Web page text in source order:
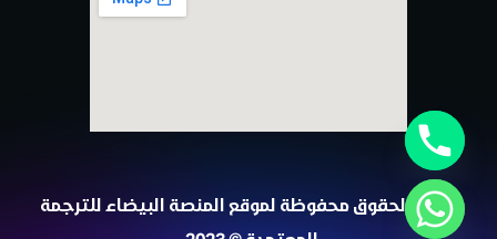
جميع الحقوق محفوظة لموقع المنصة البيضاء للترجمة